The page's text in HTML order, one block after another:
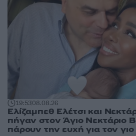
19:5308.08.26
Ελίζαμπεθ Ελέτσι και
πήγαν στον Άγιο Νεκτάριο
πάρουν την ευχή για τον γιο